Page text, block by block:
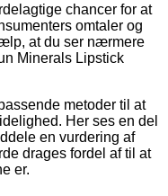
chancer for at
omtaler og
at du ser nærmere
Minerals Lipstick
metoder til at
Her ses en del
en vurdering af
drages fordel af til at
er.